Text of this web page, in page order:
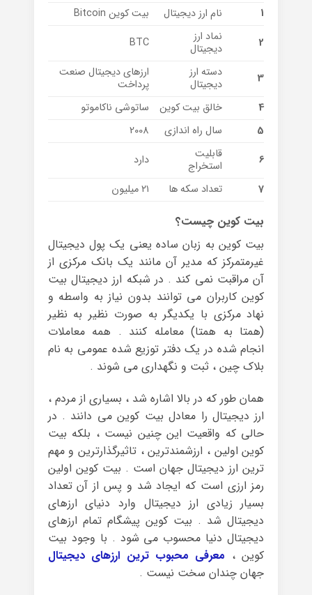
1
نام ارز دیجیتال
بیت کوین Bitcoin
2
نماد ارز
دیجیتال BTC
3 دسته ارز
دیجیتال
ارزهای دیجیتال صنعت
پرداخت
4
خالق بیت کوین
ساتوشی ناکاموتو
5
سال راه اندازی
2008
6
قابلیت
استخراج
دارد
7
تعداد سکه ها ۲۱ میلیون
بیت کوین چیست؟
بیت کوین به زبان ساده یعنی یک پول دیجیتال
غیرمتمرکز که مدیر آن مانند یک بانک مرکزی از
آن مراقبت نمی ‌کند . در شبکه ارز دیجیتال بیت
کوین کاربران می ‌توانند بدون نیاز به واسطه و
نهاد مرکزی با یکدیگر به صورت نظیر به نظیر
(همتا به همتا) معامله کنند . همه معاملات
انجام شده در یک دفتر توزیع شده عمومی به نام
بلاک چین ، ثبت و نگهداری می ‌شوند .
همان طور که در بالا اشاره شد ، بسیاری از مردم ،
ارز دیجیتال را معادل بیت کوین می دانند . در
حالی که واقعیت این چنین نیست ، بلکه بیت
کوین اولین ، ارزشمندترین ، تاثیرگذارترین و مهم
ترین ارز دیجیتال جهان است . بیت کوین اولین
رمز ارزی است که ایجاد شد و پس از آن تعداد
بسیار زیادی ارز دیجیتال وارد دنیای ارزهای
دیجیتال شد . بیت کوین پیشگام تمام ارزهای
دیجیتال دنیا محسوب می شود . با وجود بیت
کوین ، معرفی محبوب ترین ارزهای دیجیتال
جهان چندان سخت نیست .